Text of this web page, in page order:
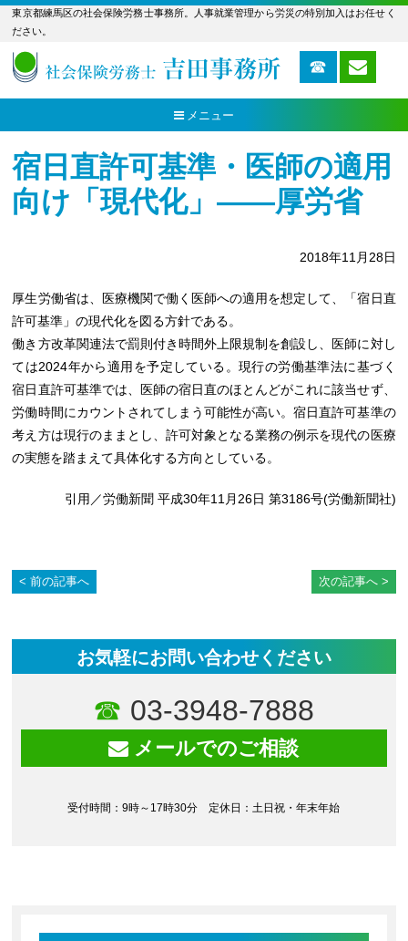
東京都練馬区の社会保険労務士事務所。人事就業管理から労災の特別加入はお任せく
ださい。
メニュー
宿日直許可基準・医師の適用
向け「現代化」――厚労省
2018年11月28日
厚生労働省は、医療機関で働く医師への適用を想定して、「宿日直
許可基準」の現代化を図る方針である。
働き方改革関連法で罰則付き時間外上限規制を創設し、医師に対し
ては2024年から適用を予定している。現行の労働基準法に基づく
宿日直許可基準では、医師の宿日直のほとんどがこれに該当せず、
労働時間にカウントされてしまう可能性が高い。宿日直許可基準の
考え方は現行のままとし、許可対象となる業務の例示を現代の医療
の実態を踏まえて具体化する方向としている。
引用／労働新聞 平成30年11月26日 第3186号(労働新聞社)
前の記事へ 次の記事へ
お気軽にお問い合わせください
03-3948-7888
メールでのご相談
受付時間：9時～17時30分 定休日：土日祝・年末年始